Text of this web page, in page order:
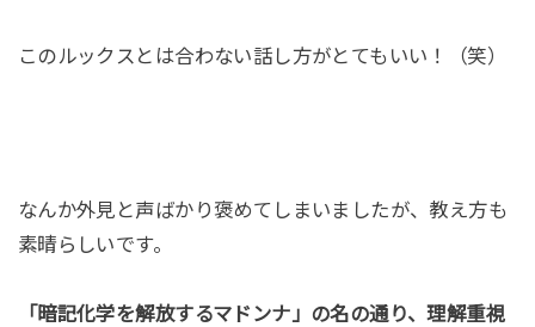
このルックスとは合わない話し方がとてもいい！（笑）
なんか外見と声ばかり褒めてしまいましたが、教え方も
素晴らしいです。
「暗記化学を解放するマドンナ」の名の通り、理解重視